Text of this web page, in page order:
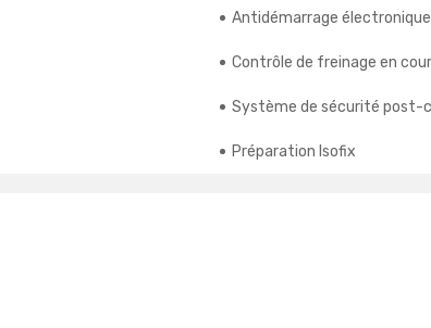
Antidémarrage électronique
Contrôle de freinage en
Système de sécurité post-
Préparation Isofix